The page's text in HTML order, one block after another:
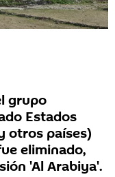
grupo
Estados
otros países)
eliminado,
'Al Arabiya'.